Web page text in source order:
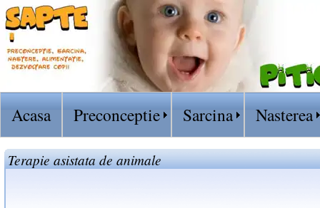
Acasa Preconceptie Sarcina Nasterea
Terapie asistata de animale